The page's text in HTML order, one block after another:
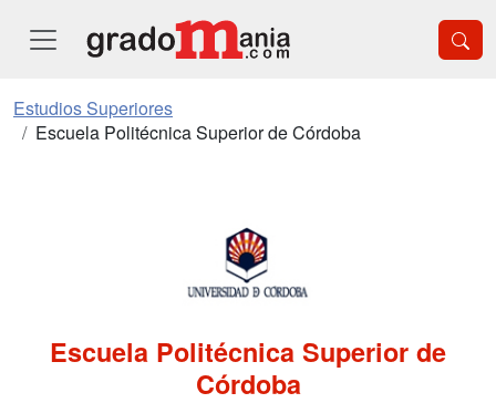
Estudios Superiores
Escuela Politécnica Superior de Córdoba
Escuela Politécnica Superior de
Córdoba